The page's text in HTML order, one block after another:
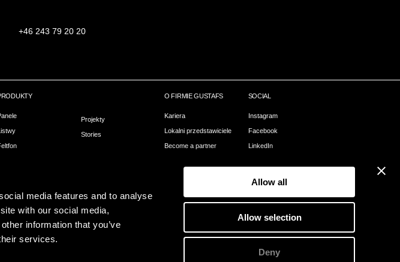
media features and to analyse
with our social media,
information that you’ve
services.
Allow all
Allow selection
Deny
+46 243 79 20 20
Projekty
Stories
O FIRMIE GUSTAFS
Kariera
Lokalni przedstawiciele
Become a partner
O Gustafs
SOCIAL
Instagram
Facebook
LinkedIn